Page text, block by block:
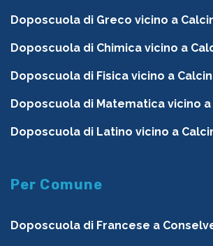
Doposcuola di Greco vicino a
Doposcuola di Chimica vicino a
Doposcuola di Fisica vicino a
Doposcuola di Matematica vicino
Doposcuola di Latino vicino a
Per Comune
Doposcuola di Francese a